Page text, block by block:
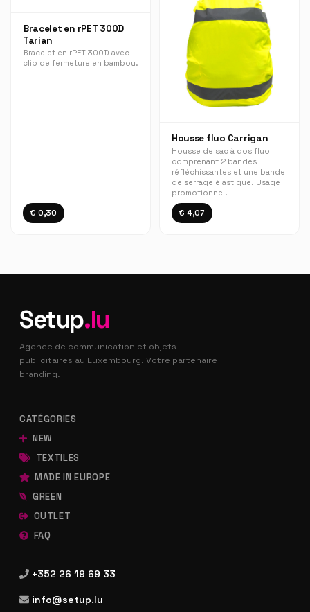
Bracelet en rPET 300D
Tarian
Bracelet en rPET 300D avec
clip de fermeture en bambou.
€ 0,30
Housse fluo Carrigan
Housse de sac à dos fluo
comprenant 2 bandes
réfléchissantes et une bande
de serrage élastique. Usage
promotionnel.
€ 4,07
Setup.lu
Agence de communication et objets
publicitaires au Luxembourg. Votre partenaire
branding.
CATÉGORIES
NEW
TEXTILES
MADE IN EUROPE
GREEN
OUTLET
FAQ
+352 26 19 69 33
info@setup.lu